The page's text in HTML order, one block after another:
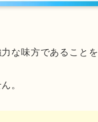
な味方であることを
。